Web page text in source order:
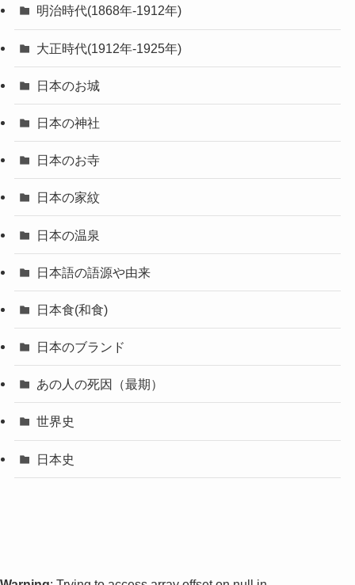
明治時代(1868年-1912年)
大正時代(1912年-1925年)
日本のお城
日本の神社
日本のお寺
日本の家紋
日本の温泉
日本語の語源や由来
日本食(和食)
日本のブランド
あの人の死因（最期）
世界史
日本史